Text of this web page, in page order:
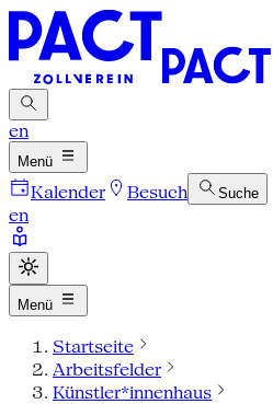
en
Menü
Kalender Besuch Suche
en
Menü
Startseite
Arbeitsfelder
Künstler*innenhaus